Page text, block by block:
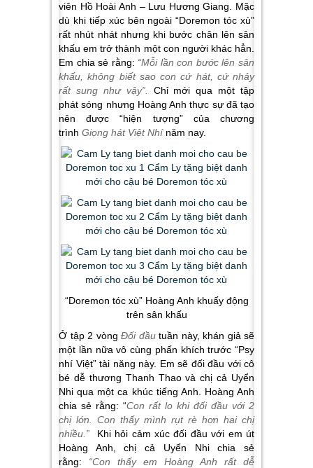
viên Hồ Hoài Anh – Lưu Hương Giang. Mặc
dù khi tiếp xúc bên ngoài “Doremon tóc xù”
rất nhút nhát nhưng khi bước chân lên sân
khấu em trở thành một con người khác hẳn.
Em chia sẻ rằng: “Mỗi lần con bước lên sân
khấu, không biết sao con cứ hát, cứ nhảy
rất sung như vậy”.
Chỉ mới qua một tập
phát sóng nhưng Hoàng Anh thực sự đã tạo
nên được “hiện tượng” của chương
trình Giọng hát Việt Nhínăm nay.
“Doremon tóc xù” Hoàng Anh khuấy động
trên sân khấu
Ở tập 2 vòng Đối đầutuần này, khán giả sẽ
một lần nữa vô cùng phấn khích trước “Psy
nhí Việt” tài năng này. Em sẽ đối đầu với cô
bé dễ thương Thanh Thao và chị cả Uyển
Nhi qua một ca khúc tiếng Anh. Hoàng Anh
chia sẻ rằng: “Con rất lo khi đối đầu với 2
chị lớn. Con thấy mình rụt rè hơn hai chị
nhiều.” Khi hỏi cảm xúc đối đầu với em út
Hoàng Anh, chị cả Uyển Nhi chia sẻ
rằng: “Con thấy em Hoàng Anh rất dễ